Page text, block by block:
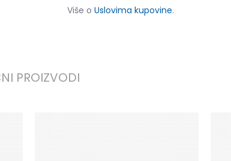
Više o Uslovima kupovine.
PROIZVODI